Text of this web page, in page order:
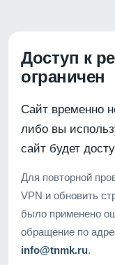
Доступ к
ограничен
Сайт временно
либо вы
сайт будет
Для повторной
VPN и обновить
было применено
обращение по
info@tnmk.ru.